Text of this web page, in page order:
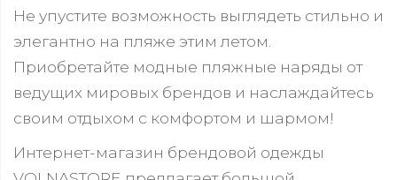
Не упустите возможность выглядеть стильно и
элегантно на пляже этим летом.
Приобретайте модные пляжные наряды от
ведущих мировых брендов и наслаждайтесь
своим отдыхом с комфортом и шармом!
Интернет-магазин брендовой одежды